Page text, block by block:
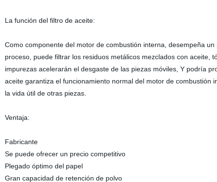
La función del filtro de aceite:
Como componente del motor de combustión interna, desempeña
proceso, puede filtrar los residuos metálicos mezclados con
impurezas acelerarán el desgaste de las piezas móviles, Y podría
aceite garantiza el funcionamiento normal del motor de
la vida útil de otras piezas.
Ventaja:
Fabricante
Se puede ofrecer un precio competitivo
Plegado óptimo del papel
Gran capacidad de retención de polvo